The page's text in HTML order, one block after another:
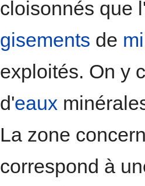
cloisonnés que
gisements de
exploités. On y
d'eaux
La zone
correspond à